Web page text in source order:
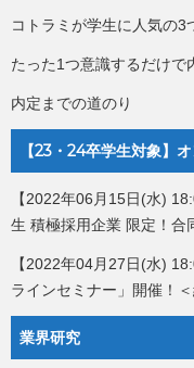
コトラミが学生に人気の3
たった1つ意識するだけで
内定までの道のり
【23・24卒学生対象】
【2022年06月15日(水)
生 積極採用企業 限定！合
【2022年04月27日(水)
ラインセミナー」開催！
業界研究